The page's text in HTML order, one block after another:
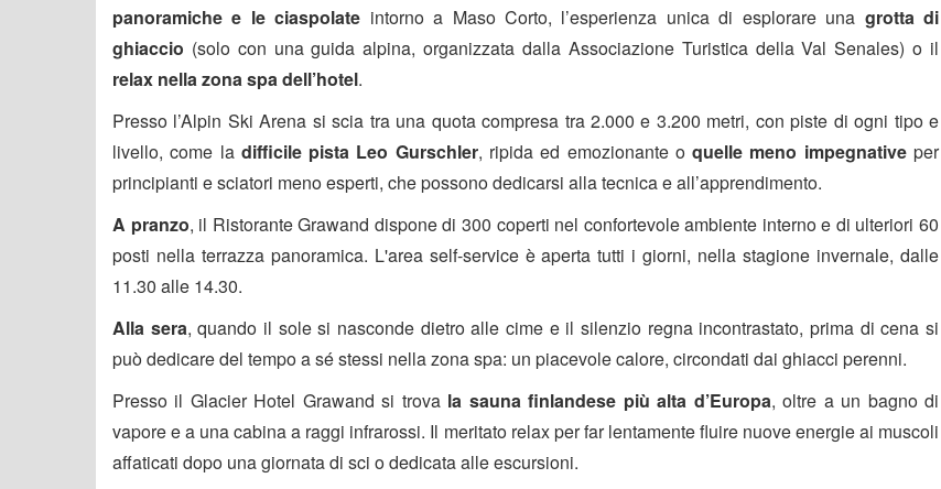
panoramiche e le ciaspolate intorno a Maso Corto, l’esperienza unica di esplorare una grotta di
ghiaccio (solo con una guida alpina, organizzata dalla Associazione Turistica della Val Senales) o il
relax nella zona spa dell’hotel.
Presso l’Alpin Ski Arena si scia tra una quota compresa tra 2.000 e 3.200 metri, con piste di ogni tipo e
livello, come la difficile pista Leo Gurschler, ripida ed emozionante oquelle meno impegnativeper
principianti e sciatori meno esperti, che possono dedicarsi alla tecnica e all’apprendimento.
A pranzo, il Ristorante Grawand dispone di 300 coperti nel confortevole ambiente interno e di ulteriori 60
posti nella terrazza panoramica. L'area self-service è aperta tutti i giorni, nella stagione invernale, dalle
11.30 alle 14.30.
Alla sera, quando il sole si nasconde dietro alle cime e il silenzio regna incontrastato, prima di cena si
può dedicare del tempo a sé stessi nella zona spa: un piacevole calore, circondati dai ghiacci perenni.
Presso il Glacier Hotel Grawand si trova la sauna finlandese più alta d’Europa, oltre a un bagno di
vapore e a una cabina a raggi infrarossi. Il meritato relax per far lentamente fluire nuove energie ai muscoli
affaticati dopo una giornata di sci o dedicata alle escursioni.